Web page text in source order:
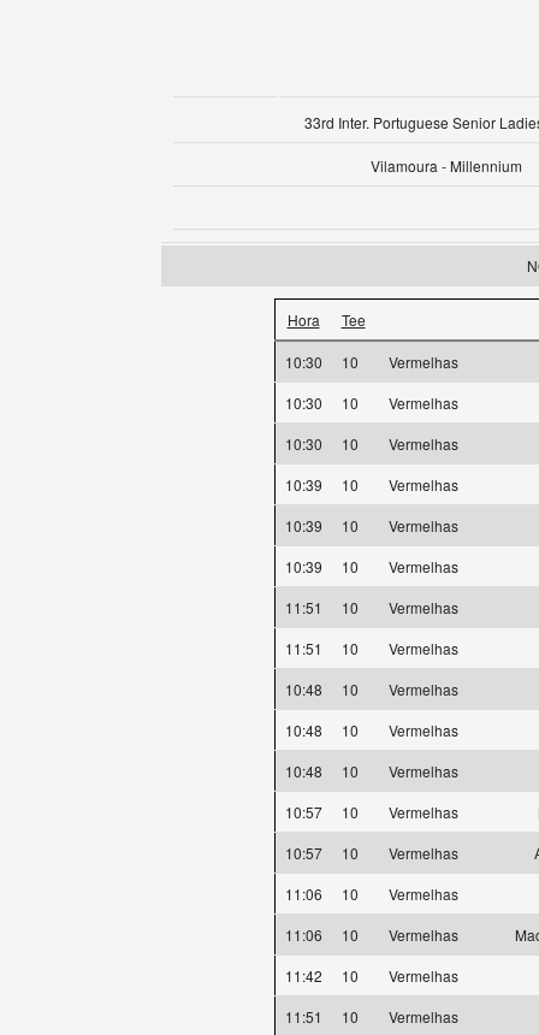
33rd Inter. Portuguese Senior
Vilamoura - Millennium
Hora Tee
10:30 10
Vermelhas
10:30
10
Vermelhas
10:30
10
Vermelhas
10:39
10
Vermelhas
10:39
10
Vermelhas
10:39
10
Vermelhas
11:51
10
Vermelhas
11:51
10
Vermelhas
10:48
10
Vermelhas
10:48
10
Vermelhas
10:48
10
Vermelhas
10:57
10 Vermelhas
10:57
10 Vermelhas
11:06
10
Vermelhas
11:06
10 Vermelhas
11:42
10
Vermelhas
11:51
10
Vermelhas